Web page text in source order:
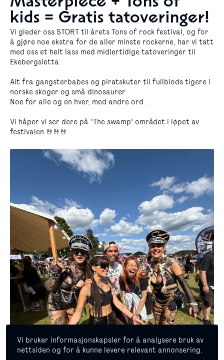
Vi bruker informasjonskapsler for å analysere bruk av
nettsiden og for å kunne levere relevant annonsering.
kids = Gratis tatoveringer!
Vi gleder oss STORT til årets Tons of rock festival, og for
å gjøre noe ekstra for de aller minste rockerne, har vi tatt
med oss et helt lass med midlertidige tatoveringer til
Ekebergsletta.
Alt fra gangsterbabes og piratskuter til fullblods tigere i
norske skoger og små dinosaurer.
Noe for alle og en hver, med andre ord.
Vi håper vi ser dere på "The swamp" området i løpet av
festivalen 🤘🤘🤘